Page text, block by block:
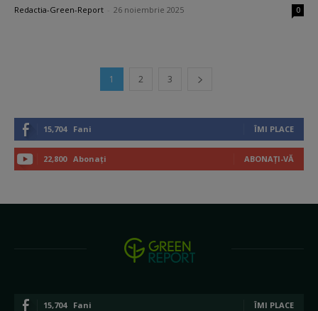
Redactia-Green-Report 26 noiembrie 2025 0
1 2 3
15,704 Fani ÎMI PLACE
22,800 Abonați ABONAȚI-VĂ
15,704 Fani ÎMI PLACE